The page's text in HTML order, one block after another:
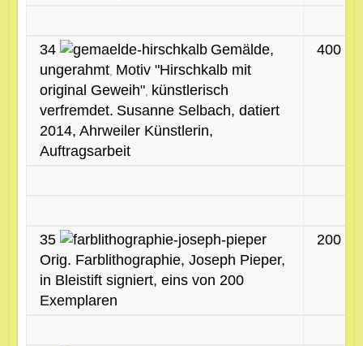
34
Gemälde,
ungerahmt Motiv "Hirschkalb mit
original Geweih" künstlerisch
verfremdet. Susanne Selbach, datiert
2014, Ahrweiler Künstlerin,
Auftragsarbeit
400 €
35
Orig. Farblithographie, Joseph Pieper,
in Bleistift signiert, eins von 200
Exemplaren
200 €